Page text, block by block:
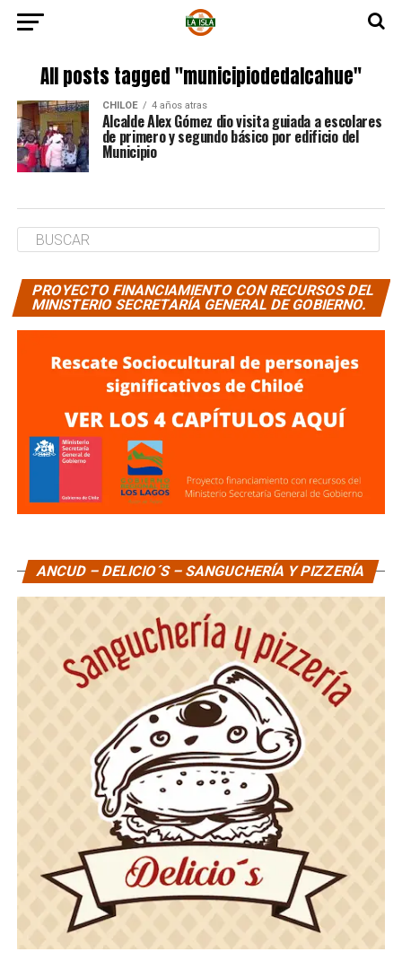
All posts tagged "municipiodedalcahue"
CHILOE 4 años atras
Alcalde Alex Gómez dio visita guiada a escolares
de primero y segundo básico por edificio del
Municipio
PROYECTO FINANCIAMIENTO CON RECURSOS DEL
MINISTERIO SECRETARÍA GENERAL DE GOBIERNO.
ANCUD – DELICIO´S – SANGUCHERÍA Y PIZZERÍA